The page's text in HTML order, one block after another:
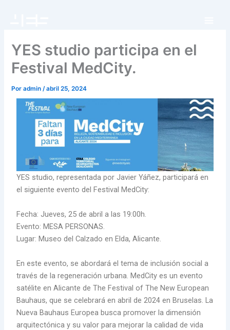
YES studio participa en el
Festival MedCity.
Poradmin/abril 25, 2024
YES studio, representada por Javier Yáñez, participará en
el siguiente evento del Festival MedCity:
Fecha: Jueves, 25 de abril a las 19:00h.
Evento: MESA PERSONAS.
Lugar: Museo del Calzado en Elda, Alicante.
En este evento, se abordará el tema de inclusión social a
través de la regeneración urbana. MedCity es un evento
satélite en Alicante de The Festival of The New European
Bauhaus, que se celebrará en abril de 2024 en Bruselas. La
Nueva Bauhaus Europea busca promover la dimensión
arquitectónica y su valor para mejorar la calidad de vida